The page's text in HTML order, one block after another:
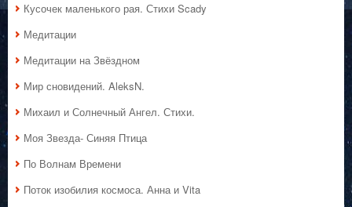
Кусочек маленького рая. Стихи Scady
Медитации
Медитации на Звёздном
Мир сновидений. AleksN.
Михаил и Солнечный Ангел. Стихи.
Моя Звезда- Синяя Птица
По Волнам Времени
Поток изобилия космоса. Анна и Vita